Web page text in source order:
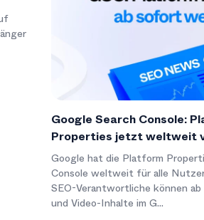
Google Search Console:
Properties jetzt weltweit
Google hat die Platform
Console weltweit für alle
SEO-Verantwortliche können
und Video-Inhalte im G...